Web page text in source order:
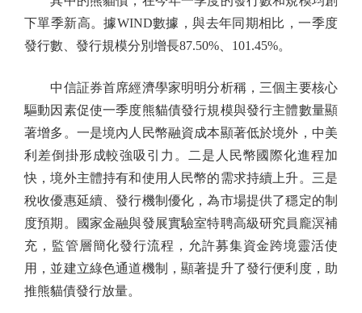
下單季新高。據WIND數據，與去年同期相比，一季度
發行數、發行規模分別增長87.50%、101.45%。
中信証券首席經濟學家明明分析稱，三個主要核心
驅動因素促使一季度熊貓債發行規模與發行主體數量顯
著增多。一是境內人民幣融資成本顯著低於境外，中美
利差倒掛形成較強吸引力。二是人民幣國際化進程加
快，境外主體持有和使用人民幣的需求持續上升。三是
稅收優惠延續、發行機制優化，為市場提供了穩定的制
度預期。國家金融與發展實驗室特聘高級研究員龐溟補
充，監管層簡化發行流程，允許募集資金跨境靈活使
用，並建立綠色通道機制，顯著提升了發行便利度，助
推熊貓債發行放量。